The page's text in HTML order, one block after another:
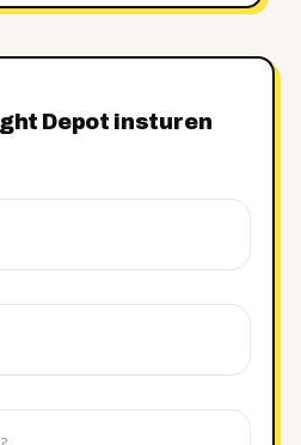
Depot insturen